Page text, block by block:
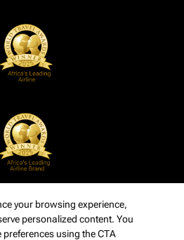
your browsing experience,
personalized content. You
using the CTA